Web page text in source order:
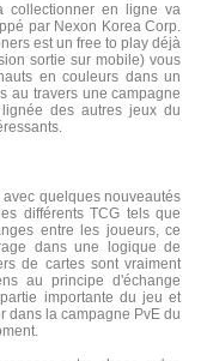
collectionner en ligne va
par Nexon Korea Corp.
est un free to play déjà
sortie sur mobile) vous
en couleurs dans un
au travers une campagne
des autres jeux du
quelques nouveautés
différents TCG tels que
entre les joueurs, ce
dans une logique de
de cartes sont vraiment
au principe d'échange
importante du jeu et
dans la campagne PvE du